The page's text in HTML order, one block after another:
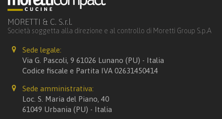
MORETTI & C. S.r.l.
Società soggetta alla direzione e al controllo di Moretti Group S.p.A
Sede legale:
Via G. Pascoli, 9 61026 Lunano (PU) - Italia
Codice fiscale e Partita IVA 02631450414
Sede amministrativa:
Loc. S. Maria del Piano, 40
61049 Urbania (PU) - Italia